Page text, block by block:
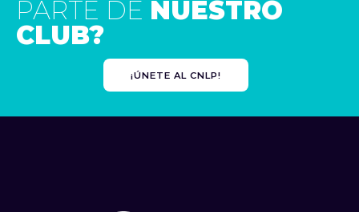
PARTE DE NUESTRO
CLUB?
¡ÚNETE AL CNLP!